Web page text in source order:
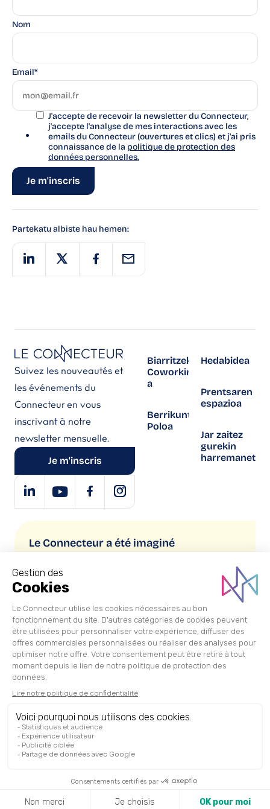
Nom
Email*
J'accepte de recevoir la newsletter du Connecteur,
j'accepte l'analyse de mes interactions avec les
emails du Connecteur (ouvertures et clics) et j'ai pris
connaissance de la politique de protection des
données personnelles.
Partekatu albiste hau hemen:
Suivez les nouveautés et
les événements du
Connecteur en vous
inscrivant à notre
newsletter mensuelle.
Je m'inscris
Biarritzeko
Coworking-
a
Berrikuntza
Poloa
Hedabidea
Prentsaren
espazioa
Jar zaitez
gurekin
harremanetan
Le Connecteur a été imaginé
Copyright © 2026 Le Connecteur
Lege Oharra
Datu pertsonalak babesteko politika
Erabilera eta zerbitzuen baldintza orokorrak
Cliquez-ici pour modifier vos préférences en matière de
cookies